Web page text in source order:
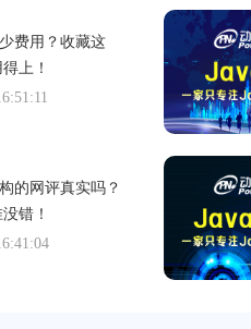
费用？收藏这
上！
的网评真实吗？
错！